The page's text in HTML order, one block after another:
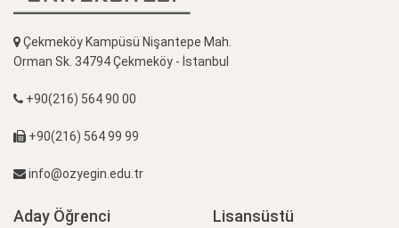
Çekmeköy Kampüsü Nişantepe Mah.
Orman Sk. 34794 Çekmeköy - İstanbul
+90(216) 564 90 00
+90(216) 564 99 99
info@ozyegin.edu.tr
Aday Öğrenci Lisansüstü